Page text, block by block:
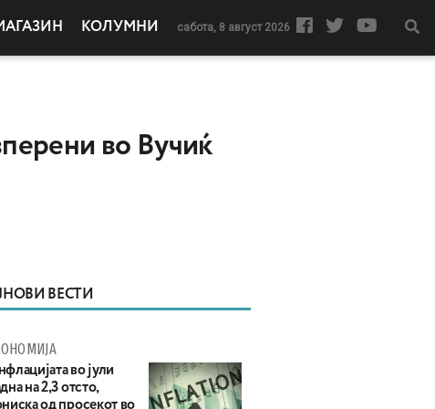
КОЛУМНИ сабота, 8 август 2026
во Вучиќ
ВЕСТИ
во јули
на 2,3 отсто,
од просекот во